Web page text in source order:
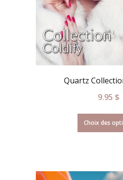
Quartz
9.95 $
Choix des